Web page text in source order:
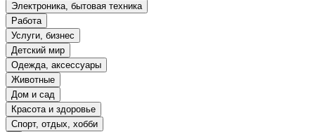
Электроника, бытовая техника
Работа
Услуги, бизнес
Детский мир
Одежда, аксессуары
Животные
Дом и сад
Красота и здоровье
Спорт, отдых, хобби